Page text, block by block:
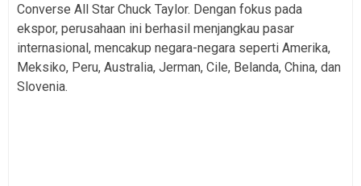
Converse All Star Chuck Taylor. Dengan fokus pada
ekspor, perusahaan ini berhasil menjangkau pasar
internasional, mencakup negara-negara seperti Amerika,
Meksiko, Peru, Australia, Jerman, Cile, Belanda, China, dan
Slovenia.